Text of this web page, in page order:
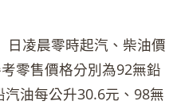
凌晨零時起汽、柴油價
零售價格分別為92無鉛
油每公升30.6元、98無